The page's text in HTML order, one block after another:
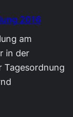
2016
am
in der
Tagesordnung